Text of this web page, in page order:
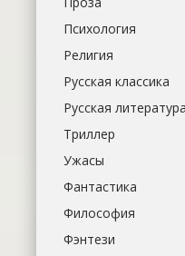
Психология
Религия
Русская классика
Русская литература
Триллер
Ужасы
Фантастика
Философия
Фэнтези